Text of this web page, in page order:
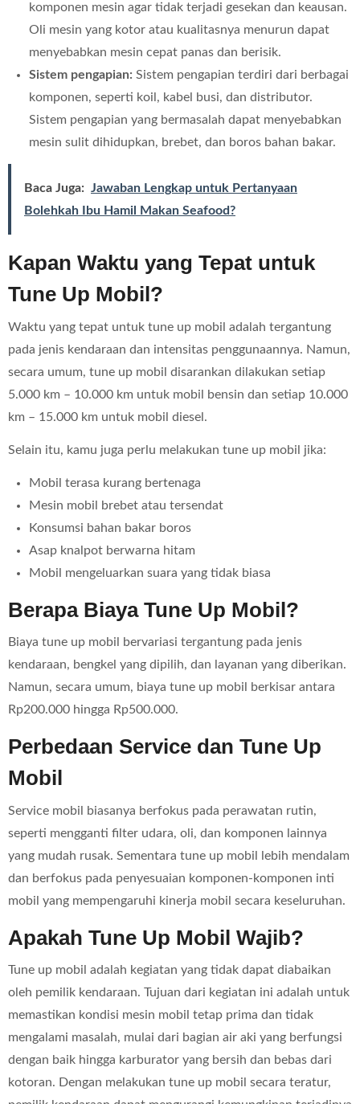
komponen mesin agar tidak terjadi gesekan dan keausan.
Oli mesin yang kotor atau kualitasnya menurun dapat
menyebabkan mesin cepat panas dan berisik.
Sistem pengapian: Sistem pengapian terdiri dari berbagai
komponen, seperti koil, kabel busi, dan distributor.
Sistem pengapian yang bermasalah dapat menyebabkan
mesin sulit dihidupkan, brebet, dan boros bahan bakar.
Baca Juga: Jawaban Lengkap untuk Pertanyaan
Bolehkah Ibu Hamil Makan Seafood?
Kapan Waktu yang Tepat untuk
Tune Up Mobil?
Waktu yang tepat untuk tune up mobil adalah tergantung
pada jenis kendaraan dan intensitas penggunaannya. Namun,
secara umum, tune up mobil disarankan dilakukan setiap
5.000 km – 10.000 km untuk mobil bensin dan setiap 10.000
km – 15.000 km untuk mobil diesel.
Selain itu, kamu juga perlu melakukan tune up mobil jika:
Mobil terasa kurang bertenaga
Mesin mobil brebet atau tersendat
Konsumsi bahan bakar boros
Asap knalpot berwarna hitam
Mobil mengeluarkan suara yang tidak biasa
Berapa Biaya Tune Up Mobil?
Biaya tune up mobil bervariasi tergantung pada jenis
kendaraan, bengkel yang dipilih, dan layanan yang diberikan.
Namun, secara umum, biaya tune up mobil berkisar antara
Rp200.000 hingga Rp500.000.
Perbedaan Service dan Tune Up
Mobil
Service mobil biasanya berfokus pada perawatan rutin,
seperti mengganti filter udara, oli, dan komponen lainnya
yang mudah rusak. Sementara tune up mobil lebih mendalam
dan berfokus pada penyesuaian komponen-komponen inti
mobil yang mempengaruhi kinerja mobil secara keseluruhan.
Apakah Tune Up Mobil Wajib?
Tune up mobil adalah kegiatan yang tidak dapat diabaikan
oleh pemilik kendaraan. Tujuan dari kegiatan ini adalah untuk
memastikan kondisi mesin mobil tetap prima dan tidak
mengalami masalah, mulai dari bagian air aki yang berfungsi
dengan baik hingga karburator yang bersih dan bebas dari
kotoran. Dengan melakukan tune up mobil secara teratur,